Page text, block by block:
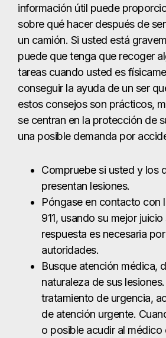
una posible demanda por
Compruebe si usted y los
presentan lesiones.
Póngase en contacto con
911, usando su mejor
respuesta es necesaria
autoridades.
Busque atención médica,
tratamiento de urgencia,
de atención urgente.
o posible acudir al médico
visita a un profesional en
horas.
Póngase en contacto con
compañía de seguros
accidente, pero facilite
básicos.
Antes de seguir adelante,